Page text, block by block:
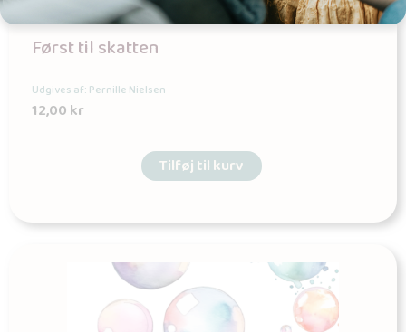
Først til skatten
Udgives af: Pernille Nielsen
12,00kr
Tilføj til kurv